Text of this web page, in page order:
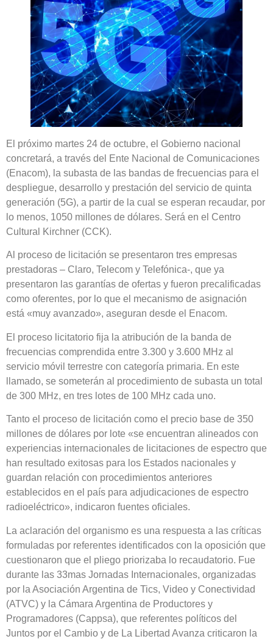
El próximo martes 24 de octubre, el Gobierno nacional
concretará, a través del Ente Nacional de Comunicaciones
(Enacom), la subasta de las bandas de frecuencias para el
despliegue, desarrollo y prestación del servicio de quinta
generación (5G), a partir de la cual se esperan recaudar, por
lo menos, 1050 millones de dólares. Será en el Centro
Cultural Kirchner (CCK).
Al proceso de licitación se presentaron tres empresas
prestadoras – Claro, Telecom y Telefónica-, que ya
presentaron las garantías de ofertas y fueron precalificadas
como oferentes, por lo que el mecanismo de asignación
está «muy avanzado», aseguran desde el Enacom.
El proceso licitatorio fija la atribución de la banda de
frecuencias comprendida entre 3.300 y 3.600 MHz al
servicio móvil terrestre con categoría primaria. En este
llamado, se someterán al procedimiento de subasta un total
de 300 MHz, en tres lotes de 100 MHz cada uno.
Tanto el proceso de licitación como el precio base de 350
millones de dólares por lote «se encuentran alineados con
experiencias internacionales de licitaciones de espectro que
han resultado exitosas para los Estados nacionales y
guardan relación con procedimientos anteriores
establecidos en el país para adjudicaciones de espectro
radioeléctrico», indicaron fuentes oficiales.
La aclaración del organismo es una respuesta a las críticas
formuladas por referentes identificados con la oposición que
cuestionaron que el pliego priorizaba lo recaudatorio. Fue
durante las 33mas Jornadas Internacionales, organizadas
por la Asociación Argentina de Tics, Video y Conectividad
(ATVC) y la Cámara Argentina de Productores y
Programadores (Cappsa), que referentes políticos del
Juntos por el Cambio y de La Libertad Avanza criticaron la